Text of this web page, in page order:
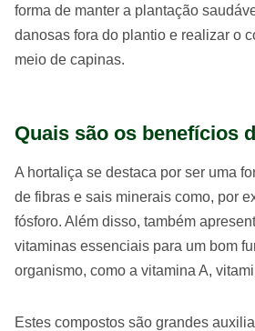
forma de manter a plantação
danosas fora do plantio e realizar o
meio de capinas.
Quais são os benefícios
A hortaliça se destaca por ser uma
de fibras e sais minerais como, por
fósforo. Além disso, também
vitaminas essenciais para um bom
organismo, como a vitamina A,
Estes compostos são grandes